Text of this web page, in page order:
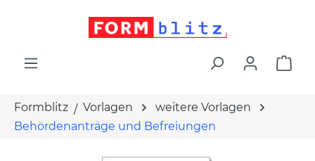
Formblitz Vorlagen
weitere Vorlagen
Behördenanträge und Befreiungen